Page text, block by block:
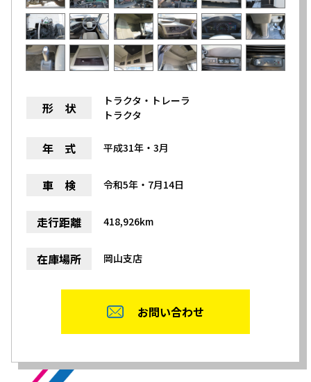
形 状
トラクタ・トレーラ
トラクタ
年 式 平成31年・3月
車 検 令和5年・7月14日
走行距離 418,926km
在庫場所 岡山支店
お問い合わせ